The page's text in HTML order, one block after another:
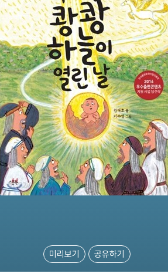
미리보기 공유하기